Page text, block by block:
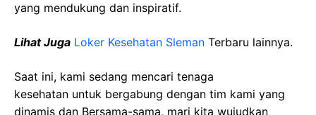
yang mendukung dan inspiratif.
Lihat Juga Loker Kesehatan Sleman Terbaru lainnya.
Saat ini, kami sedang mencari tenaga
kesehatan untuk bergabung dengan tim kami yang
dinamis dan Bersama-sama, mari kita wujudkan